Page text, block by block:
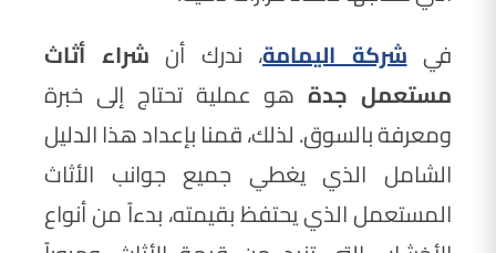
فيشركة اليمامة، ندرك أن شراء أثاث
مستعمل جدةهو عملية تحتاج إلى خبرة
ومعرفة بالسوق. لذلك، قمنا بإعداد هذا الدليل
الشامل الذي يغطي جميع جوانب الأثاث
المستعمل الذي يحتفظ بقيمته، بدءاً من أنواع